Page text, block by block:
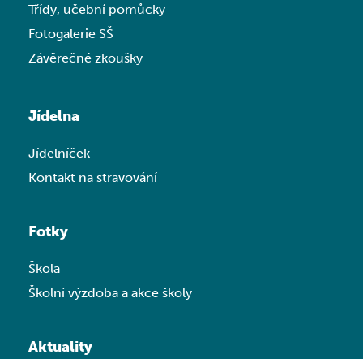
Třídy, učební pomůcky
Fotogalerie SŠ
Závěrečné zkoušky
Jídelna
Jídelníček
Kontakt na stravování
Fotky
Škola
Školní výzdoba a akce školy
Aktuality